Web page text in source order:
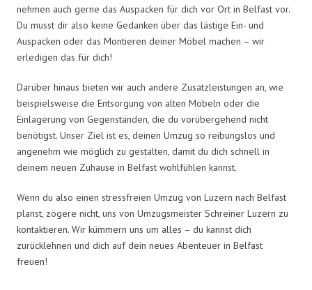
nehmen auch gerne das Auspacken für dich vor Ort in Belfast vor.
Du musst dir also keine Gedanken über das lästige Ein- und
Auspacken oder das Montieren deiner Möbel machen – wir
erledigen das für dich!
Darüber hinaus bieten wir auch andere Zusatzleistungen an, wie
beispielsweise die Entsorgung von alten Möbeln oder die
Einlagerung von Gegenständen, die du vorübergehend nicht
benötigst. Unser Ziel ist es, deinen Umzug so reibungslos und
angenehm wie möglich zu gestalten, damit du dich schnell in
deinem neuen Zuhause in Belfast wohlfühlen kannst.
Wenn du also einen stressfreien Umzug von Luzern nach Belfast
planst, zögere nicht, uns von Umzugsmeister Schreiner Luzern zu
kontaktieren. Wir kümmern uns um alles – du kannst dich
zurücklehnen und dich auf dein neues Abenteuer in Belfast
freuen!